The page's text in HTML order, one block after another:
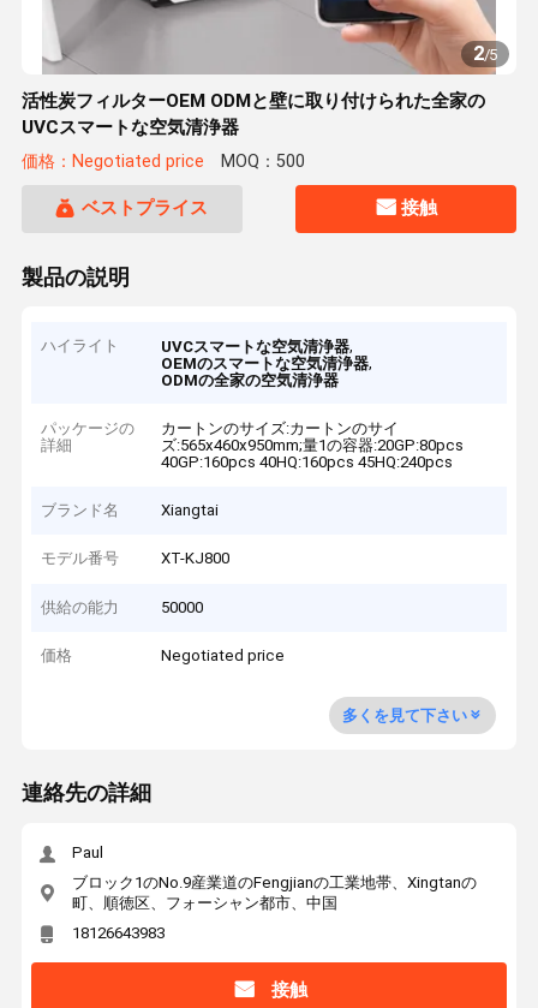
2/5
活性炭フィルターOEM ODMと壁に取り付けられた全家の
UVCスマートな空気清浄器
価格：Negotiated price MOQ：500
ベストプライス 接触
製品の説明
ハイライト UVCスマートな空気清浄器,
OEMのスマートな空気清浄器,
ODMの全家の空気清浄器
パッケージの
詳細
カートンのサイズ:カートンのサイ
ズ:565x460x950mm;量1の容器:20GP:80pcs
40GP:160pcs 40HQ:160pcs 45HQ:240pcs
ブランド名 Xiangtai
モデル番号 XT-KJ800
供給の能力 50000
価格 Negotiated price
多くを見て下さい
連絡先の詳細
Paul
ブロック1のNo.9産業道のFengjianの工業地帯、Xingtanの
町、順徳区、フォーシャン都市、中国
18126643983
接触